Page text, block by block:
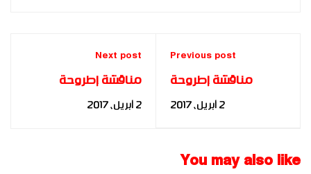
Previous post
مناقشة إطروحة
الدكتوراه
فؤاد | FBIA
2 أبريل، 2017
Next post
مناقشة إطروحة
الدكتوراه
2 أبريل، 2017
You may also like